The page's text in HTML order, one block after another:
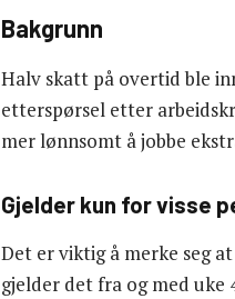
Bakgrunn
Halv skatt på overtid ble
etterspørsel etter
mer lønnsomt å jobbe
Gjelder kun for visse
Det er viktig å merke seg
gjelder det fra og med uke